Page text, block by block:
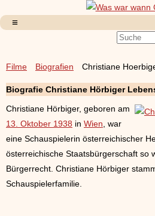
Filme Biografien Christiane
Biografie Christiane Hörbiger
Christiane Hörbiger, geboren am
13. Oktober 1938 in Wien, war
eine Schauspielerin österreichischer
österreichische Staatsbürgerschaft so
Bürgerrecht. Christiane Hörbiger
Schauspielerfamilie.